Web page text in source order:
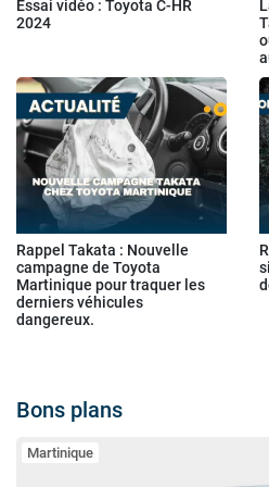
Essai vidéo : Toyota C-HR
2024
Rappel Takata : Nouvelle
campagne de Toyota
Martinique pour traquer les
derniers véhicules
dangereux.
Bons plans
Martinique